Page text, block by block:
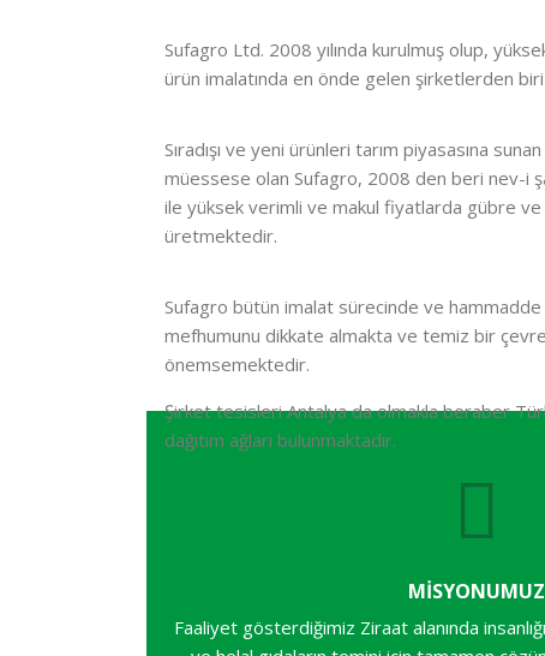
Sufagro Ltd. 2008 yılında kurulmuş olup,
ürün imalatında en önde gelen şirketlerden
Sıradışı ve yeni ürünleri tarım piyasasına
müessese olan Sufagro, 2008 den beri nev-i
ile yüksek verimli ve makul fiyatlarda gübre ve
üretmektedir.
Sufagro bütün imalat sürecinde ve hammadde
mefhumunu dikkate almakta ve temiz bir
önemsemektedir.
Şirket tesisleri Antalya da olmakla beraber
dağıtım ağları bulunmaktadır.
MİSYONUMUZ
Faaliyet gösterdiğimiz Ziraat alanında